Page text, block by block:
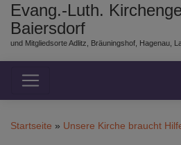
Evang.-Luth.
Baiersdorf
und Mitgliedsorte Adlitz, Bräuningshof, Hagenau,
Hauptnavigation
Startseite Unsere Kirche braucht